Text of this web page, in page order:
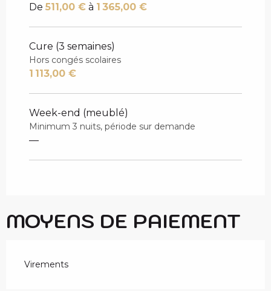
De 511,00 € à 1 365,00 €
Cure (3 semaines)
Hors congés scolaires
1 113,00 €
Week-end (meublé)
Minimum 3 nuits, période sur demande
—
MOYENS DE PAIEMENT
Virements